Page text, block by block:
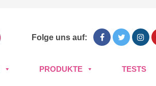
Folge uns auf:
PRODUKTE TESTS